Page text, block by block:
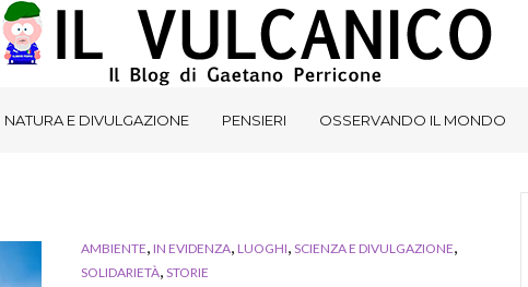
NATURA E DIVULGAZIONE PENSIERI OSSERVANDO IL MONDO
AMBIENTE, IN EVIDENZA, LUOGHI, SCIENZA E DIVULGAZIONE,
SOLIDARIETÀ, STORIE